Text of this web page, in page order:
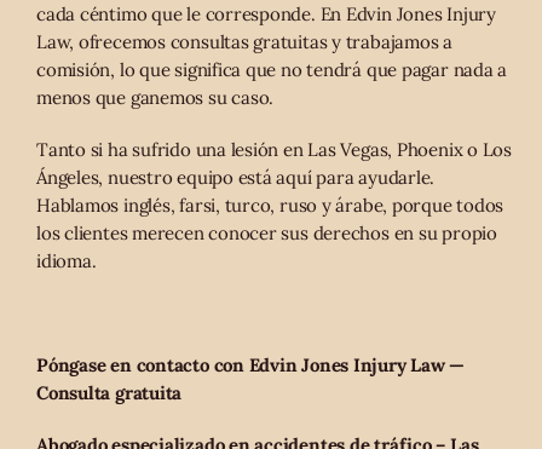
cada céntimo que le corresponde. En Edvin Jones Injury
Law, ofrecemos consultas gratuitas y trabajamos a
comisión, lo que significa que no tendrá que pagar nada a
menos que ganemos su caso.
Tanto si ha sufrido una lesión en Las Vegas, Phoenix o Los
Ángeles, nuestro equipo está aquí para ayudarle.
Hablamos inglés, farsi, turco, ruso y árabe, porque todos
los clientes merecen conocer sus derechos en su propio
idioma.
Póngase en contacto con Edvin Jones Injury Law —
Consulta gratuita
Abogado especializado en accidentes de tráfico – Las